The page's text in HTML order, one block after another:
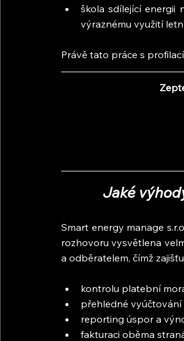
škola sdílející energii
výraznému využití
Právě tato práce s
Jaké
Smart energy manage
rozhovoru vysvětlena
a odběratelem, čímž
kontrolu platební
přehledné vyúčtování
reporting úspor a
fakturaci oběma